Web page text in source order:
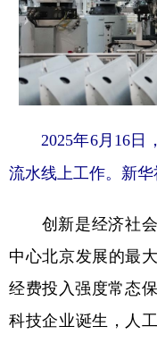
Русский язык
Deutsch
2025年6月16日
流水线上工作。新
创新是经济社会
中心北京发展的最
经费投入强度常态
科技企业诞生，人